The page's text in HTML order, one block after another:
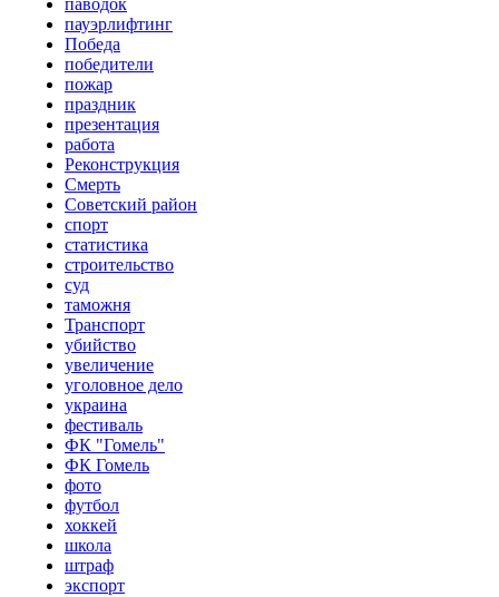
паводок
пауэрлифтинг
Победа
победители
пожар
праздник
презентация
работа
Реконструкция
Смерть
Советский район
спорт
статистика
строительство
суд
таможня
Транспорт
убийство
увеличение
уголовное дело
украина
фестиваль
ФК "Гомель"
ФК Гомель
фото
футбол
хоккей
школа
штраф
экспорт